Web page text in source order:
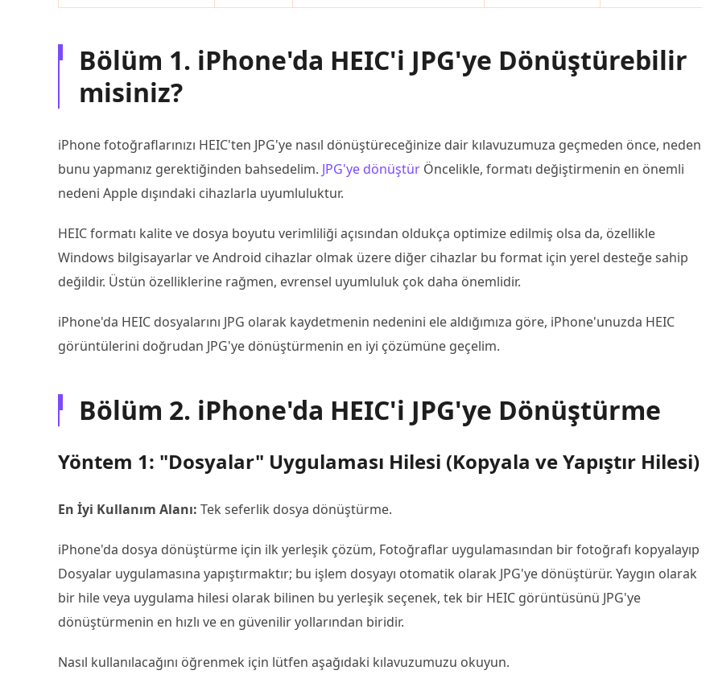
Bölüm 1. iPhone'da HEIC'i JPG'ye Dönüştürebilir
misiniz?
iPhone fotoğraflarınızı HEIC'ten JPG'ye nasıl dönüştüreceğinize dair kılavuzumuza geçmeden önce, neden
bunu yapmanız gerektiğinden bahsedelim. JPG'ye dönüştür Öncelikle, formatı değiştirmenin en önemli
nedeni Apple dışındaki cihazlarla uyumluluktur.
HEIC formatı kalite ve dosya boyutu verimliliği açısından oldukça optimize edilmiş olsa da, özellikle
Windows bilgisayarlar ve Android cihazlar olmak üzere diğer cihazlar bu format için yerel desteğe sahip
değildir. Üstün özelliklerine rağmen, evrensel uyumluluk çok daha önemlidir.
iPhone'da HEIC dosyalarını JPG olarak kaydetmenin nedenini ele aldığımıza göre, iPhone'unuzda HEIC
görüntülerini doğrudan JPG'ye dönüştürmenin en iyi çözümüne geçelim.
Bölüm 2. iPhone'da HEIC'i JPG'ye Dönüştürme
Yöntem 1: "Dosyalar" Uygulaması Hilesi (Kopyala ve Yapıştır Hilesi)
En İyi Kullanım Alanı: Tek seferlik dosya dönüştürme.
iPhone'da dosya dönüştürme için ilk yerleşik çözüm, Fotoğraflar uygulamasından bir fotoğrafı kopyalayıp
Dosyalar uygulamasına yapıştırmaktır; bu işlem dosyayı otomatik olarak JPG'ye dönüştürür. Yaygın olarak
bir hile veya uygulama hilesi olarak bilinen bu yerleşik seçenek, tek bir HEIC görüntüsünü JPG'ye
dönüştürmenin en hızlı ve en güvenilir yollarından biridir.
Nasıl kullanılacağını öğrenmek için lütfen aşağıdaki kılavuzumuzu okuyun.